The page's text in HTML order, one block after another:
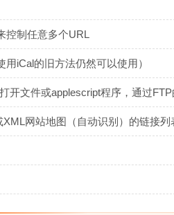
控制任意多个URL
iCal的旧方法仍然可以使用）
开文件或applescript程序，通过
网站地图（自动识别）的链接列